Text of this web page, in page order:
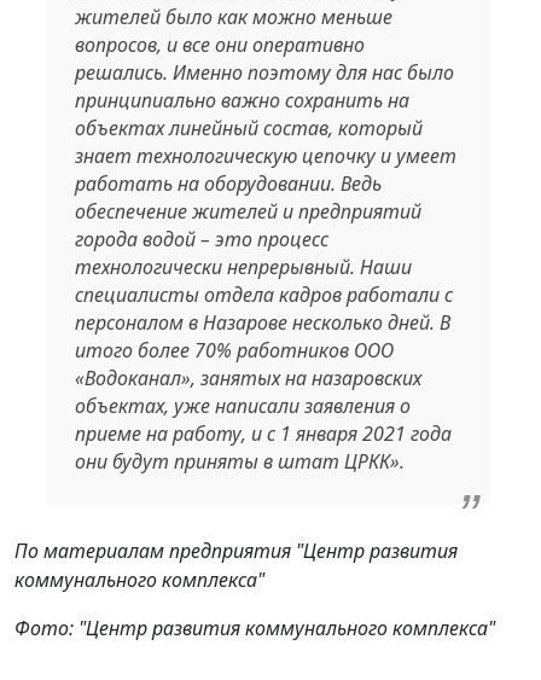
жителей было как можно меньше
вопросов, и все они оперативно
решались. Именно поэтому для нас было
принципиально важно сохранить на
объектах линейный состав, который
знает технологическую цепочку и умеет
работать на оборудовании. Ведь
обеспечение жителей и предприятий
города водой – это процесс
технологически непрерывный. Наши
специалисты отдела кадров работали с
персоналом в Назарове несколько дней. В
итого более 70% работников ООО
«Водоканал», занятых на назаровских
объектах, уже написали заявления о
приеме на работу, и с 1 января 2021 года
они будут приняты в штат ЦРКК».
По материалам предприятия "Центр развития
коммунального комплекса"
Фото: "Центр развития коммунального комплекса"